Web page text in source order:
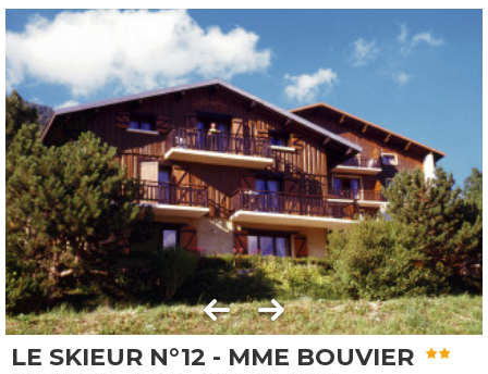
LE SKIEUR N°12 - MME BOUVIER